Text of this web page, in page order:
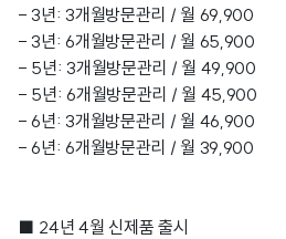
- 3년: 3개월방문관리 / 월 69,900
- 3년: 6개월방문관리 / 월 65,900
- 5년: 3개월방문관리 / 월 49,900
- 5년: 6개월방문관리 / 월 45,900
- 6년: 3개월방문관리 / 월 46,900
- 6년: 6개월방문관리 / 월 39,900
■ 24년 4월 신제품 출시